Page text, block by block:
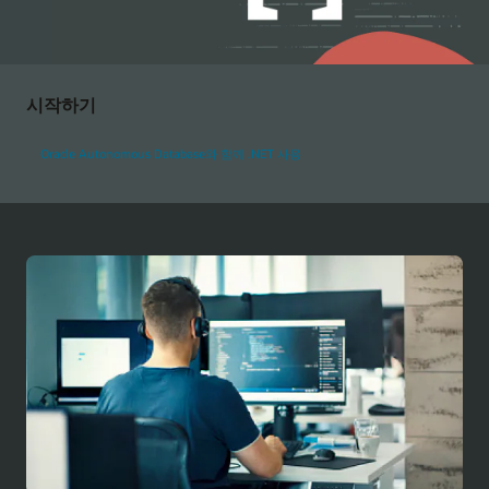
시작하기
Oracle Autonomous Database와 함께 .NET 사용